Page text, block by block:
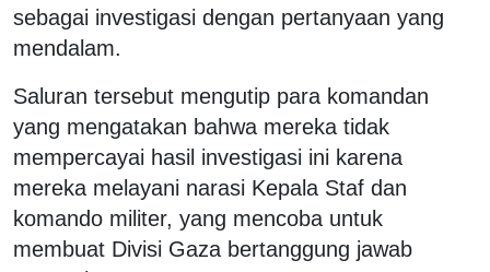
sebagai investigasi dengan pertanyaan yang
mendalam.
Saluran tersebut mengutip para komandan
yang mengatakan bahwa mereka tidak
mempercayai hasil investigasi ini karena
mereka melayani narasi Kepala Staf dan
komando militer, yang mencoba untuk
membuat Divisi Gaza bertanggung jawab